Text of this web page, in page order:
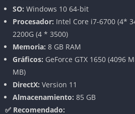
reconocimiento y ajustar los equipos
permite crear configuraciones únicas
necesidades específicas de cada
Escenarios realistas con
Los campos de batalla han sido
detalle, incluyendo terrenos
densas, áreas forestales y grandes
características geográficas influyen
SO: Windows 10 64-bit
Procesador: Intel Core i7-6700 (4*
2200G (4 * 3500)
Memoria: 8 GB RAM
Gráficos: GeForce GTX 1650 (4096
MB)
DirectX: Version 11
Almacenamiento: 85 GB
✅ Recomendado: